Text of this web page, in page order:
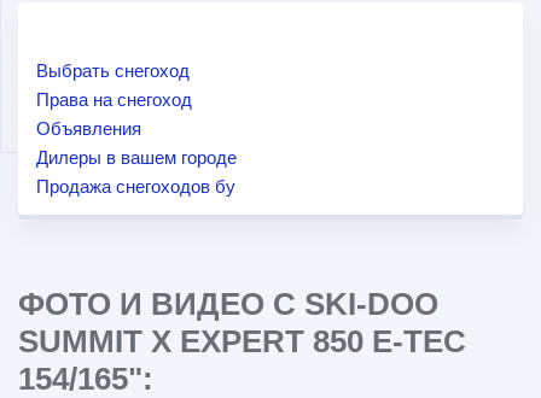
Выбрать снегоход
Права на снегоход
Объявления
Дилеры в вашем городе
Продажа снегоходов бу
ФОТО И ВИДЕО С SKI-DOO
SUMMIT X EXPERT 850 E-TEC
154/165":